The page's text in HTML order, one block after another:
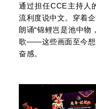
通过担任CCE主持人
流利度说中文。穿着
朗诵“锦鲤岂是池中物
歌——这些画面至今想
奋感。